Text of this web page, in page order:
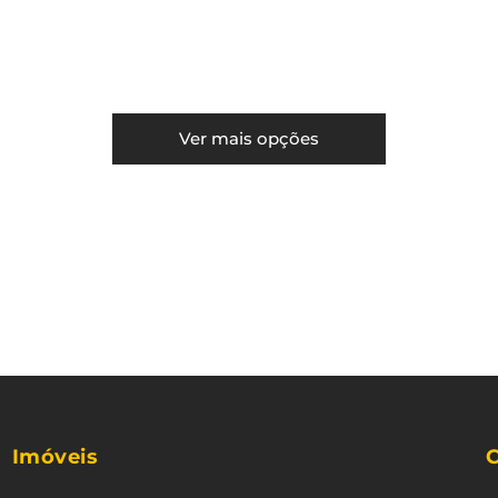
Ver mais opções
Imóveis